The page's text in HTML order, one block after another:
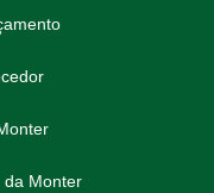
da Monter